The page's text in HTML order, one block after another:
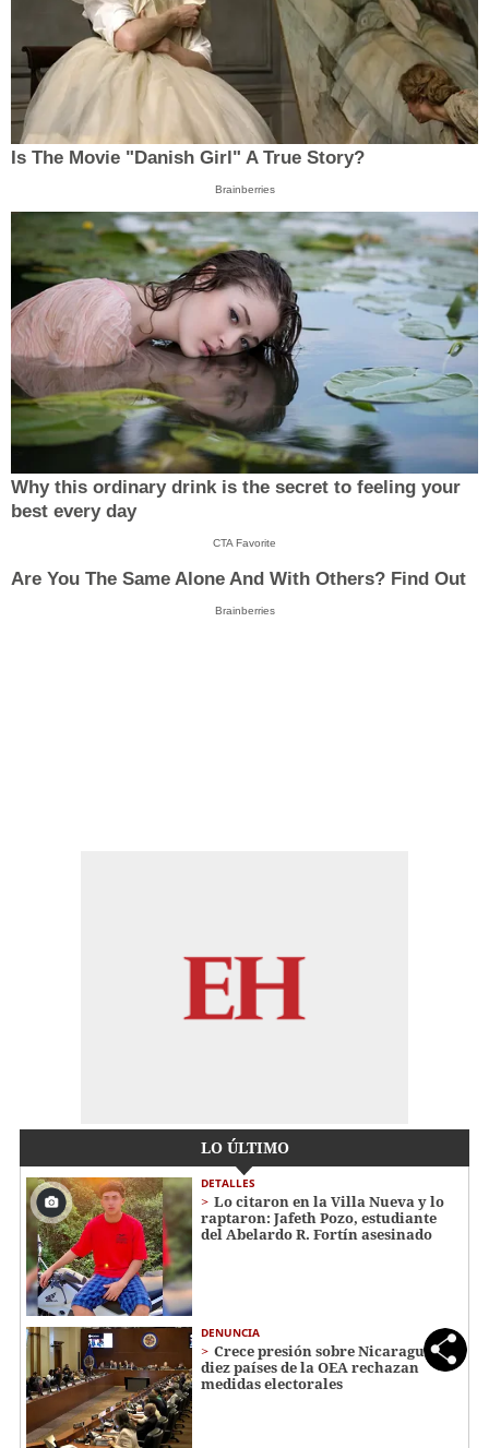
Is The Movie "Danish Girl" A True Story?
Brainberries
Why this ordinary drink is the secret to feeling your
best every day
CTA Favorite
Are You The Same Alone And With Others? Find Out
Brainberries
LO ÚLTIMO
DETALLES
Lo citaron en la Villa Nueva y lo
raptaron: Jafeth Pozo, estudiante
del Abelardo R. Fortín asesinado
DENUNCIA
Crece presión sobre Nicaragua:
diez países de la OEA rechazan
medidas electorales